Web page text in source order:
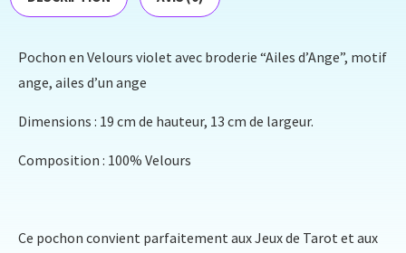
Pochon en Velours violet avec broderie “Ailes d’Ange”, motif
ange, ailes d’un ange
Dimensions : 19 cm de hauteur, 13 cm de largeur.
Composition : 100% Velours
Ce pochon convient parfaitement aux Jeux de Tarot et aux